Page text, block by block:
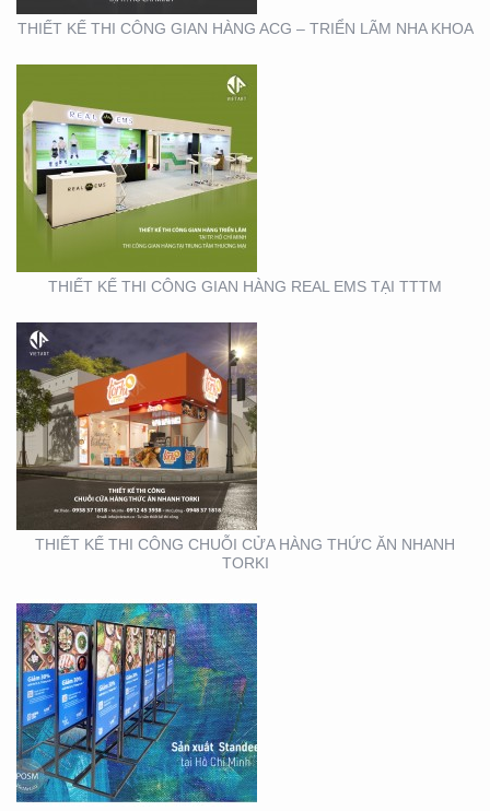
THIẾT KẾ THI CÔNG GIAN HÀNG ACG – TRIỂN LÃM NHA KHOA
THIẾT KẾ THI CÔNG GIAN HÀNG REAL EMS TẠI TTTM
THIẾT KẾ THI CÔNG
CHUỖI CỬA HÀNG
THỨC ĂN NHANH TORKI
THIẾT KẾ THI CÔNG CHUỖI CỬA HÀNG THỨC ĂN NHANH
TORKI
SẢN XUẤT STANDEE TẠI
TP. HỒ CHÍ MINH
THIẾT KẾ THI CÔNG
KIOSK TẠI TP. HỒ CHÍ
MINH